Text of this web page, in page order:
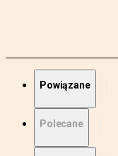
Powiązane
Polecane